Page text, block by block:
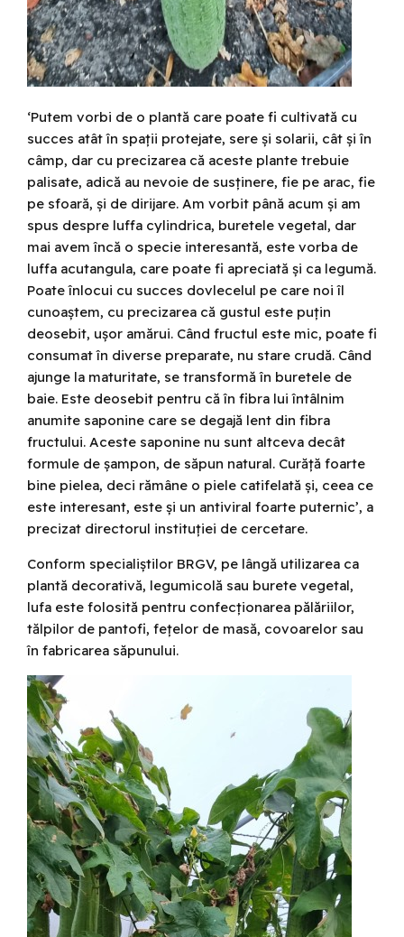
‘Putem vorbi de o plantă care poate fi cultivată cu
succes atât în spații protejate, sere și solarii, cât și în
câmp, dar cu precizarea că aceste plante trebuie
palisate, adică au nevoie de susținere, fie pe arac, fie
pe sfoară, și de dirijare. Am vorbit până acum și am
spus despre luffa cylindrica, buretele vegetal, dar
mai avem încă o specie interesantă, este vorba de
luffa acutangula, care poate fi apreciată și ca legumă.
Poate înlocui cu succes dovlecelul pe care noi îl
cunoaștem, cu precizarea că gustul este puțin
deosebit, ușor amărui. Când fructul este mic, poate fi
consumat în diverse preparate, nu stare crudă. Când
ajunge la maturitate, se transformă în buretele de
baie. Este deosebit pentru că în fibra lui întâlnim
anumite saponine care se degajă lent din fibra
fructului. Aceste saponine nu sunt altceva decât
formule de șampon, de săpun natural. Curăță foarte
bine pielea, deci rămâne o piele catifelată și, ceea ce
este interesant, este și un antiviral foarte puternic’, a
precizat directorul instituției de cercetare.
Conform specialiștilor BRGV, pe lângă utilizarea ca
plantă decorativă, legumicolă sau burete vegetal,
lufa este folosită pentru confecționarea pălăriilor,
tălpilor de pantofi, fețelor de masă, covoarelor sau
în fabricarea săpunului.